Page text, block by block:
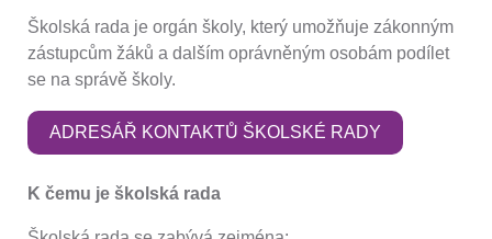
Školská rada je orgán školy, který umožňuje zákonným
zástupcům žáků a dalším oprávněným osobám podílet
se na správě školy.
ADRESÁŘ KONTAKTŮ ŠKOLSKÉ RADY
K čemu je školská rada